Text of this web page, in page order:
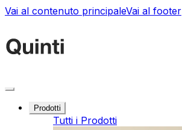
Vai al contenuto principaleVai al footer
Prodotti
Tutti i Prodotti